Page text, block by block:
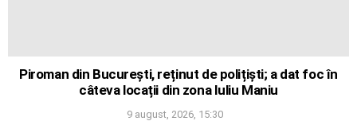
Piroman din București, reținut de polițiști; a dat foc în
câteva locații din zona Iuliu Maniu
9 august, 2026, 15:30